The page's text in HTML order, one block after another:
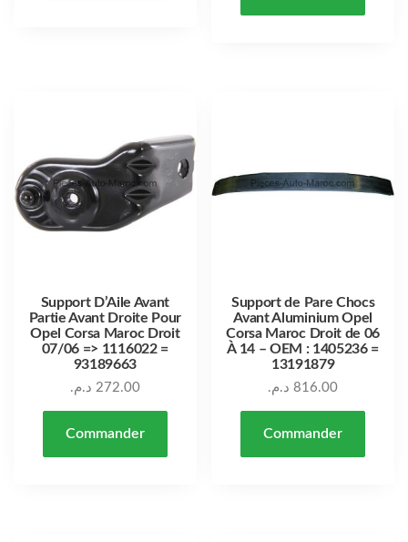
Support D’Aile Avant
Partie Avant Droite Pour
Opel Corsa Maroc Droit
07/06 => 1116022 =
93189663
272.00 د.م.
Commander
Support de Pare Chocs
Avant Aluminium Opel
Corsa Maroc Droit de 06
À 14 – OEM : 1405236 =
13191879
816.00 د.م.
Commander